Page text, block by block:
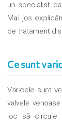
un specialist
Mai jos
de tratament
Ce sunt
Varicele sunt
valvele
loc să circule